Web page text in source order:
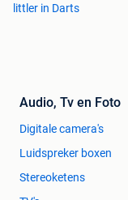
littler in Darts
Audio, Tv en Foto
Digitale camera's
Luidspreker boxen
Stereoketens